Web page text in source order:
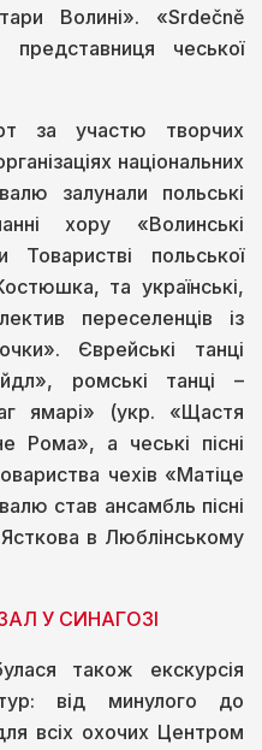
Волині». «Srdečně
чеської
за участю творчих
національних
залунали польські
хору «Волинські
польської
та українські,
переселенців із
Єврейські танці
ромські танці –
ямарі» (укр. «Щастя
Рома», а чеські пісні
чехів «Матіце
став ансамбль пісні
в Люблінському
У СИНАГОЗІ
також екскурсія
від минулого до
всіх охочих Центром